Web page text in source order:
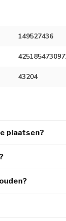
149527436
43204
plaatsen?